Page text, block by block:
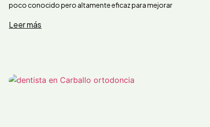
poco conocido pero altamente eficaz para mejorar
Leer más